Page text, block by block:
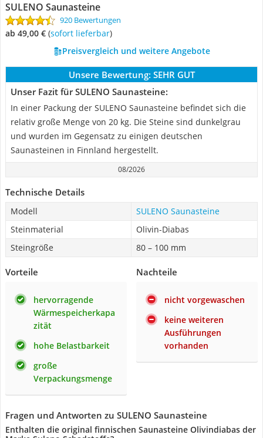
SULENO Saunasteine
920 Bewertungen
ab 49,00 € ( Sofort lieferbar)
Preisvergleich und weitere Angebote
Unsere Bewertung: SEHR GUT
Unser Fazit für SULENO Saunasteine:
In einer Packung der SULENO Saunasteine befindet sich die
relativ große Menge von 20 kg. Die Steine sind dunkelgrau
und wurden im Gegensatz zu einigen deutschen
Saunasteinen in Finnland hergestellt.
08/2026
Technische Details
Modell
SULENO Saunasteine
Steinmaterial
Olivin-Diabas
Steingröße
80 – 100 mm
Vorteile
hervorragende
Wärmespeicherkapa
zität
hohe Belastbarkeit
große
Verpackungsmenge
Nachteile
nicht vorgewaschen
keine weiteren
Ausführungen
vorhanden
Fragen und Antworten zu SULENO Saunasteine
Enthalten die original finnischen Saunasteine Olivindiabas der